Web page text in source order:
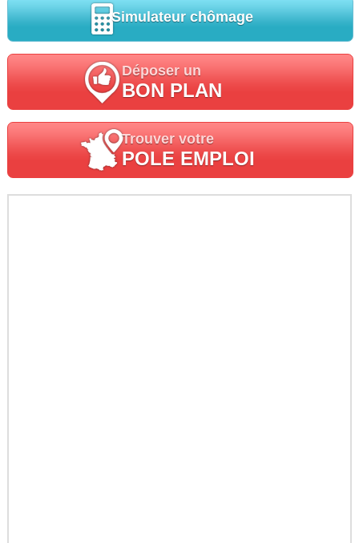
Simulateur chômage
Déposer un
BON PLAN
Trouver votre
POLE EMPLOI